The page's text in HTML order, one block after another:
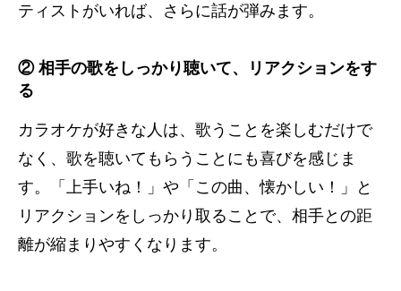
ティストがいれば、さらに話が弾みます。
② 相手の歌をしっかり聴いて、リアクションをす
る
カラオケが好きな人は、歌うことを楽しむだけで
なく、歌を聴いてもらうことにも喜びを感じま
す。「上手いね！」や「この曲、懐かしい！」と
リアクションをしっかり取ることで、相手との距
離が縮まりやすくなります。